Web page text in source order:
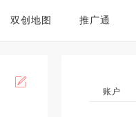
双创地图 推广通
账户